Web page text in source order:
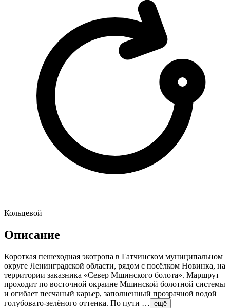
Кольцевой
Описание
Короткая пешеходная экотропа в Гатчинском муниципальном
округе Ленинградской области, рядом с посёлком Новинка, на
территории заказника «Север Мшинского болота». Маршрут
проходит по восточной окраине Мшинской болотной системы
и огибает песчаный карьер, заполненный прозрачной водой
голубовато-зелёного оттенка. По пути … ещё